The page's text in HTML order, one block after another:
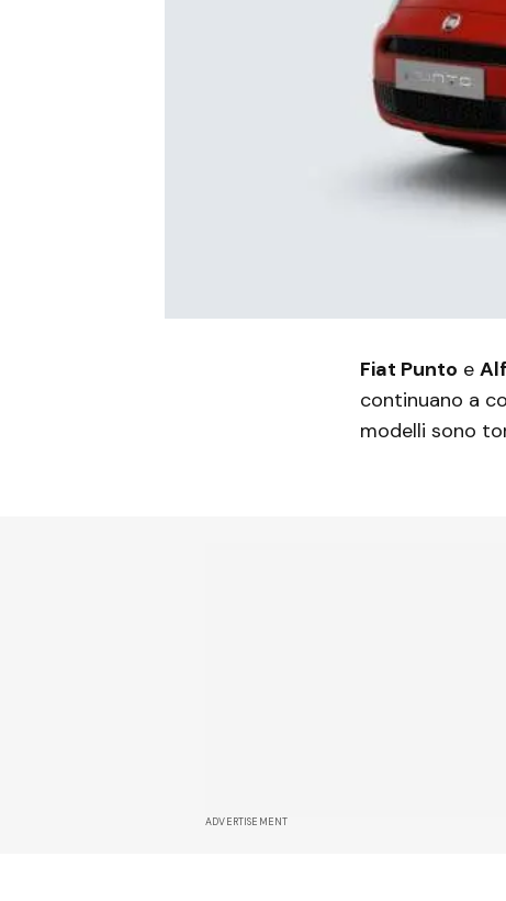
Fiat Punto e
continuano a
modelli sono
ADVERTISEMENT